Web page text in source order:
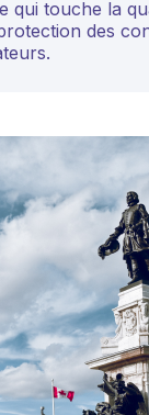
qui touche la
des